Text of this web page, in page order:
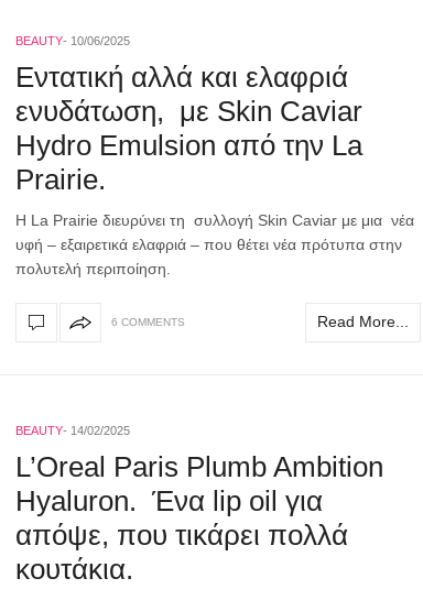
BEAUTY 10/06/2025
Εντατική αλλά και ελαφριά
ενυδάτωση, με Skin Caviar
Hydro Emulsion από την La
Prairie.
H La Prairie διευρύνει τη συλλογή Skin Caviar με μια νέα
υφή – εξαιρετικά ελαφριά – που θέτει νέα πρότυπα στην
πολυτελή περιποίηση.
6 COMMENTS Read More...
BEAUTY 14/02/2025
L’Oreal Paris Plumb Ambition
Hyaluron. Ένα lip oil για
απόψε, που τικάρει πολλά
κουτάκια.